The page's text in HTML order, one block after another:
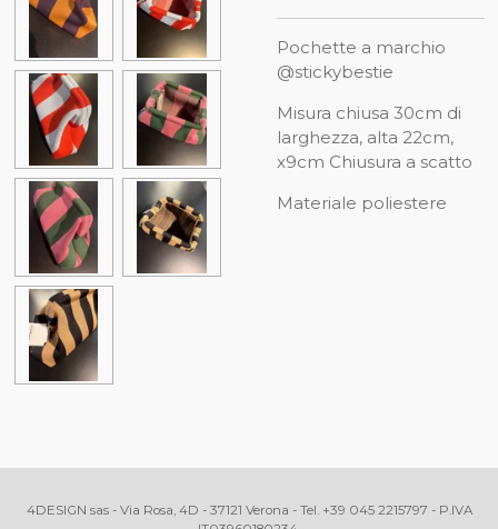
Pochette a marchio
@stickybestie
Misura chiusa 30cm di
larghezza, alta 22cm,
x9cm Chiusura a scatto
Materiale poliestere
4DESIGN sas - Via Rosa, 4D - 37121 Verona - Tel. +39 045 2215797 - P.IVA